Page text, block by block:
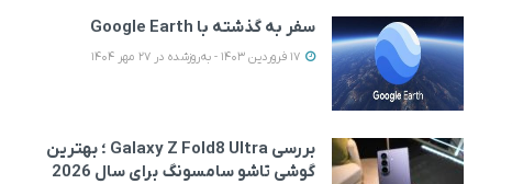
سفر به گذشته با Google Earth
بررسی Galaxy Z Fold8 Ultra ؛ بهترین
گوشی تاشو سامسونگ برای سال 2026